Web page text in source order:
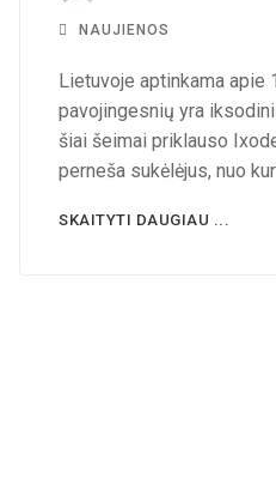
NAUJIENOS
Lietuvoje aptinkama apie
pavojingesnių yra
šiai šeimai priklauso
perneša sukėlėjus, nuo
SKAITYTI DAUGIAU ...